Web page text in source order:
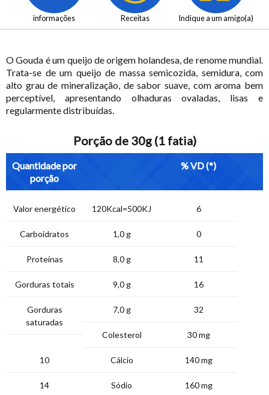
informações Receitas Indique a um amigo(a)
O Gouda é um queijo de origem holandesa, de renome mundial.
Trata-se de um queijo de massa semicozida, semidura, com
alto grau de mineralização, de sabor suave, com aroma bem
perceptível, apresentando olhaduras ovaladas, lisas e
regularmente distribuídas.
Porção de 30g (1 fatia)
Quantidade por
porção
% VD (*)
Valor energético 120Kcal=500KJ 6
Carboidratos 1,0 g 0
Proteínas 8,0 g 11
Gorduras totais 9,0 g 16
Gorduras
saturadas
7,0 g 32
Colesterol 30 mg
10 Cálcio 140 mg
14 Sódio 160 mg